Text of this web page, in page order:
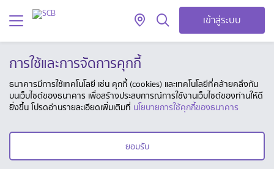
เข้าสู่ระบบ
การใช้และการจัดการคุกกี้
ธนาคารมีการใช้เทคโนโลยี เช่น คุกกี้ (cookies) และเทคโนโลยีที่คล้ายคลึงกัน
บนเว็บไซต์ของธนาคาร เพื่อสร้างประสบการณ์การใช้งานเว็บไซต์ของท่านให้ดี
ยิ่งขึ้น โปรดอ่านรายละเอียดเพิ่มเติมที่ นโยบายการใช้คุกกี้ของธนาคาร
ยอมรับ